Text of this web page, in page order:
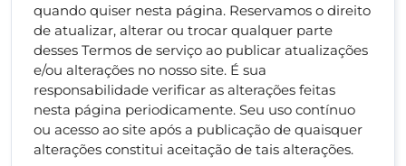
quando quiser nesta página. Reservamos o direito
de atualizar, alterar ou trocar qualquer parte
desses Termos de serviço ao publicar atualizações
e/ou alterações no nosso site. É sua
responsabilidade verificar as alterações feitas
nesta página periodicamente. Seu uso contínuo
ou acesso ao site após a publicação de quaisquer
alterações constitui aceitação de tais alterações.